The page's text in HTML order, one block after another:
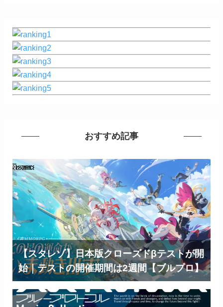
おすすめ記事
【スタレゾ】日本版クローズドβテストが開
始｜テストの開催期間は2週間【ブルプロ】